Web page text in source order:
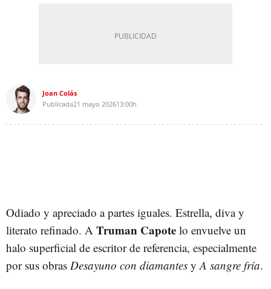
Joan Colás
Publicada21 mayo 202613:00h
Odiado y apreciado a partes iguales. Estrella, diva y
literato refinado. A Truman Capote lo envuelve un
halo superficial de escritor de referencia, especialmente
por sus obras Desayuno con diamantes y A sangre fría.